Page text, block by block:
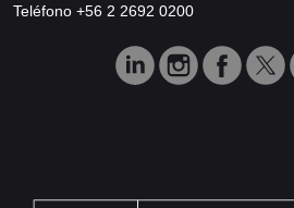
Teléfono +56 2 2692 0200